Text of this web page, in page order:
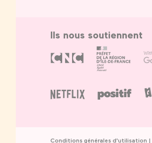
Ils nous soutiennent
Conditions générales d'utilisation